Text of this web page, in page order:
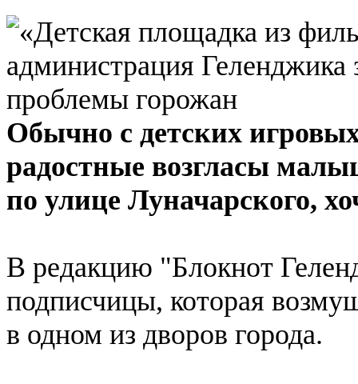
Обычно с детских
радостные возгласы
по улице Луначарского,
В редакцию "Блокнот
подписчицы, которая
в одном из дворов города.